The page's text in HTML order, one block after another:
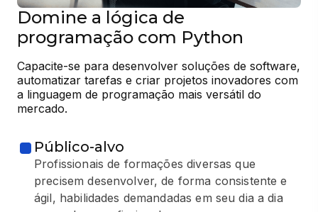
Domine a lógica de
programação com Python
Capacite-se para desenvolver soluções de software,
automatizar tarefas e criar projetos inovadores com
a linguagem de programação mais versátil do
mercado.
Público-alvo
Profissionais de formações diversas que
precisem desenvolver, de forma consistente e
ágil, habilidades demandadas em seu dia a dia